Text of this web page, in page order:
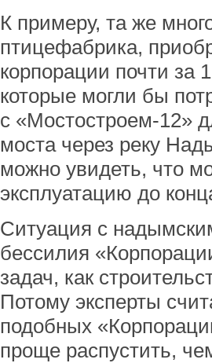
К примеру, та же
птицефабрика,
корпорации почти за
которые могли бы
с «Мостостроем-12»
моста через реку
можно увидеть, что
эксплуатацию до
Ситуация с
бессилия
задач, как
Потому эксперты
подобных
проще распустить,